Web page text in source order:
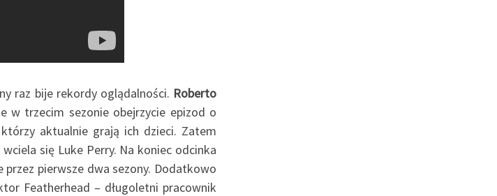
raz bije rekordy oglądalności. Roberto
w trzecim sezonie obejrzycie epizod o
aktualnie grają ich dzieci. Zatem
się Luke Perry. Na koniec odcinka
pierwsze dwa sezony. Dodatkowo
Featherhead – długoletni pracownik